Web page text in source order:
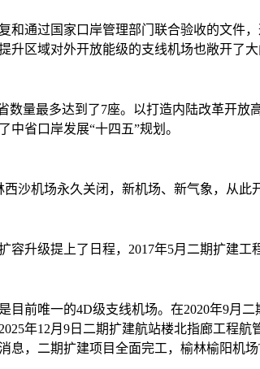
过国家口岸管理部门联合验收的文件
区域对外开放能级的支线机场也敞开了大
量最多达到了7座。以打造内陆改革开放
省口岸发展“十四五”规划。
机场永久关闭，新机场、新气象，从此
升级提上了日程，2017年5月二期扩建工
前唯一的4D级支线机场。在2020年9月
年12月9日二期扩建航站楼北指廊工程
，二期扩建项目全面完工，榆林榆阳机